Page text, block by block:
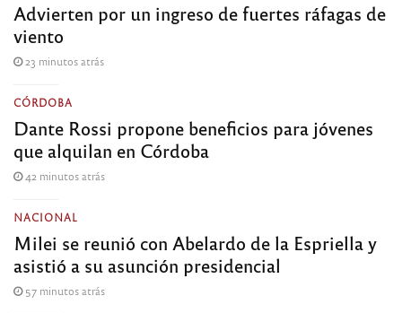
Advierten por un ingreso de fuertes ráfagas de
viento
23 minutos atrás
CÓRDOBA
Dante Rossi propone beneficios para jóvenes
que alquilan en Córdoba
42 minutos atrás
NACIONAL
Milei se reunió con Abelardo de la Espriella y
asistió a su asunción presidencial
57 minutos atrás